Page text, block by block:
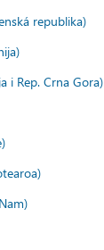
republika)
i Rep. Crna Gora)